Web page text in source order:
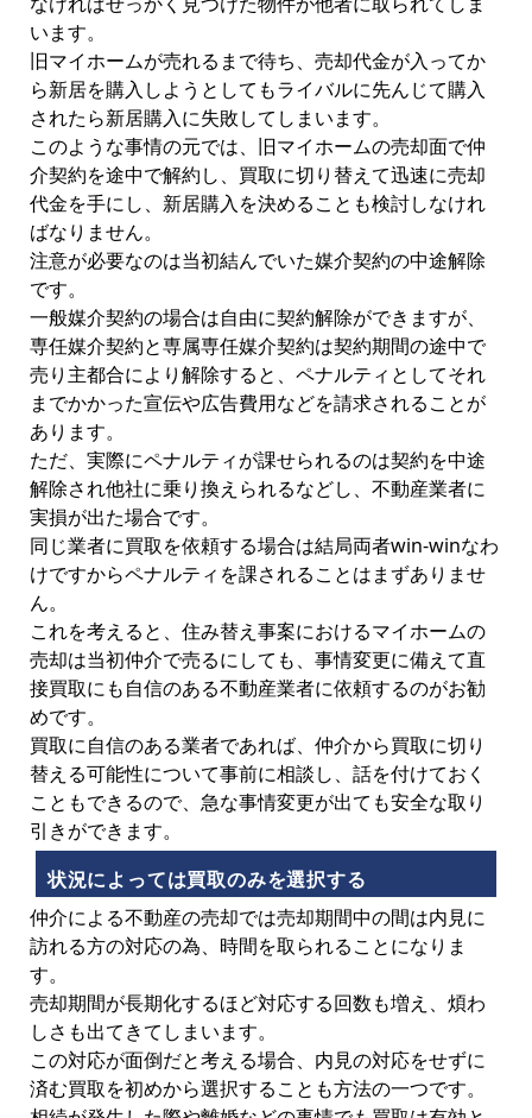
います。
旧マイホームが売れるまで待ち、売却代金が入ってか
ら新居を購入しようとしてもライバルに先んじて購入
されたら新居購入に失敗してしまいます。
このような事情の元では、旧マイホームの売却面で仲
介契約を途中で解約し、買取に切り替えて迅速に売却
代金を手にし、新居購入を決めることも検討しなけれ
ばなりません。
注意が必要なのは当初結んでいた媒介契約の中途解除
です。
一般媒介契約の場合は自由に契約解除ができますが、
専任媒介契約と専属専任媒介契約は契約期間の途中で
売り主都合により解除すると、ペナルティとしてそれ
までかかった宣伝や広告費用などを請求されることが
あります。
ただ、実際にペナルティが課せられるのは契約を中途
解除され他社に乗り換えられるなどし、不動産業者に
実損が出た場合です。
同じ業者に買取を依頼する場合は結局両者win-winなわ
けですからペナルティを課されることはまずありませ
ん。
これを考えると、住み替え事案におけるマイホームの
売却は当初仲介で売るにしても、事情変更に備えて直
接買取にも自信のある不動産業者に依頼するのがお勧
めです。
買取に自信のある業者であれば、仲介から買取に切り
替える可能性について事前に相談し、話を付けておく
こともできるので、急な事情変更が出ても安全な取り
引きができます。
状況によっては買取のみを選択する
仲介による不動産の売却では売却期間中の間は内見に
訪れる方の対応の為、時間を取られることになりま
す。
売却期間が長期化するほど対応する回数も増え、煩わ
しさも出てきてしまいます。
この対応が面倒だと考える場合、内見の対応をせずに
済む買取を初めから選択することも方法の一つです。